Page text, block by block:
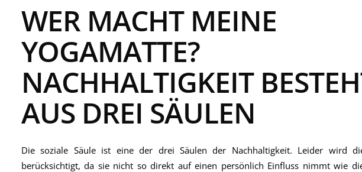
WER MACHT MEINE
YOGAMATTE?
NACHHALTIGKEIT
AUS DREI SÄULEN
Die soziale Säule ist eine der drei Säulen der Nachhaltigkeit. Leider wird
berücksichtigt, da sie nicht so direkt auf einen persönlich Einfluss nimmt wie